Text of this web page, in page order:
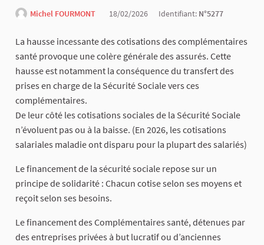
Michel FOURMONT 18/02/2026 Identifiant: N°5277
La hausse incessante des cotisations des complémentaires
santé provoque une colère générale des assurés. Cette
hausse est notamment la conséquence du transfert des
prises en charge de la Sécurité Sociale vers ces
complémentaires.
De leur côté les cotisations sociales de la Sécurité Sociale
n’évoluent pas ou à la baisse. (En 2026, les cotisations
salariales maladie ont disparu pour la plupart des salariés)
Le financement de la sécurité sociale repose sur un
principe de solidarité : Chacun cotise selon ses moyens et
reçoit selon ses besoins.
Le financement des Complémentaires santé, détenues par
des entreprises privées à but lucratif ou d’anciennes